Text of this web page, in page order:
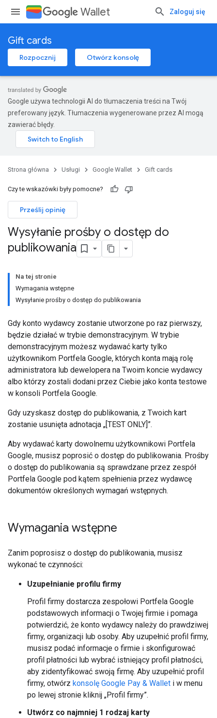
Wallet Zaloguj się
Gift cards
Rozpocznij Otwórz konsolę
Google używa technologii AI do tłumaczenia treści na Twój
preferowany język. Tłumaczenia wygenerowane przez AI mogą
zawierać błędy.
Strona główna Usługi Google Wallet Gift cards
Czy te wskazówki były pomocne?
Prześlij opinię
Wysyłanie prośby o dostęp do
publikowania
Na tej stronie
Wymagania wstępne
Wysyłanie prośby o dostęp do publikowania
Gdy konto wydawcy zostanie utworzone po raz pierwszy,
będzie działać w trybie demonstracyjnym. W trybie
demonstracyjnym możesz wydawać karty tylko
użytkownikom Portfela Google, których konta mają rolę
administratora lub dewelopera na Twoim koncie wydawcy
albo którzy zostali dodani przez Ciebie jako konta testowe
w konsoli Portfela Google.
Gdy uzyskasz dostęp do publikowania, z Twoich kart
zostanie usunięta adnotacja „[TEST ONLY]”.
Aby wydawać karty dowolnemu użytkownikowi Portfela
Google, musisz poprosić o dostęp do publikowania. Prośby
o dostęp do publikowania są sprawdzane przez zespół
Portfela Google pod kątem spełnienia przez wydawcę
dokumentów określonych wymagań wstępnych.
Wymagania wstępne
Zanim poprosisz o dostęp do publikowania, musisz
wykonać te czynności:
Uzupełnianie profilu firmy
Profil firmy dostarcza zespołowi Portfela Google
podstawowych informacji o Twojej firmie i pomaga
potwierdzić, że konto wydawcy należy do prawdziwej
firmy, organizacji lub osoby. Aby uzupełnić profil firmy,
musisz podać informacje o firmie i skonfigurować
profil płatności lub wybrać istniejący profil płatności,
aby zidentyfikować swoją firmę. Aby uzupełnić profil
firmy, otwórz konsolę Google Pay & Wallet i w menu
po lewej stronie kliknij „Profil firmy”.
Utwórz co najmniej 1 rodzaj karty